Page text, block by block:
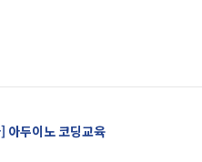
아두이노 코딩교육